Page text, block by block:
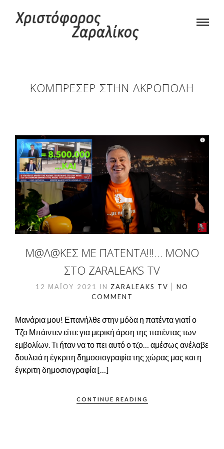
ΚΟΜΠΡΕΣΈΡ ΣΤΗΝ ΑΚΡΌΠΟΛΗ
Μ@Λ@ΚΕΣ ΜΕ ΠΑΤΈΝΤΑ!!!… ΜΌΝΟ
ΣΤΟ ZARALEAKS TV
12 ΜΑΪ́ΟΥ 2021 IN ZARALEAKS TV
NO
COMMENT
Μανάρια μου! Επανήλθε στην μόδα η πατέντα γιατί ο
Τζο Μπάιντεν είπε για μερική άρση της πατέντας των
εμβολίων. Τι ήταν να το πει αυτό ο τζο… αμέσως ανέλαβε
δουλειά η έγκριτη δημοσιογραφία της χώρας μας και η
έγκριτη δημοσιογραφία […]
CONTINUE READING